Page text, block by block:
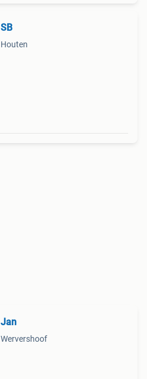
SB
Houten
Jan
Wervershoof